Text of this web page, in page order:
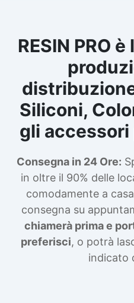
RESIN PRO
Siliconi,
gli accessori
Consegna in 24 Ore:
in oltre il 90% delle
comodamente a
consegna su
chiamerà prima e
preferisci, o potrà
indicato